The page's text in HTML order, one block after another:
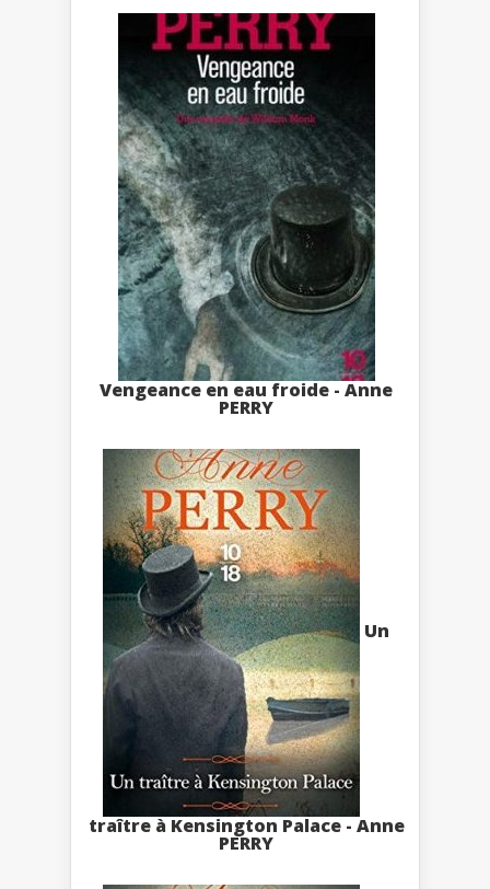
Vengeance en eau froide - Anne
PERRY
Un
traître à Kensington Palace - Anne
PERRY